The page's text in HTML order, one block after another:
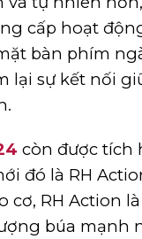
cấp hoạt
bàn phím
lại sự kết nối
còn được tích
đó là RH
cơ, RH Action
búa mạnh